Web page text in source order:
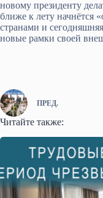
новому президенту
ближе к лету начнётся
странами и
новые рамки своей
ПРЕД.
Читайте также: